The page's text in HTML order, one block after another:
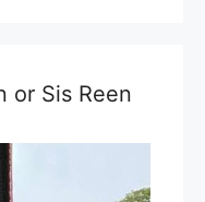
or Sis Reen